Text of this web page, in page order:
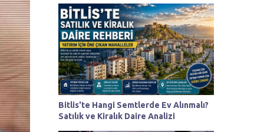
Bitlis'te Hangi Semtlerde Ev Alınmalı?
Satılık ve Kiralık Daire Analizi